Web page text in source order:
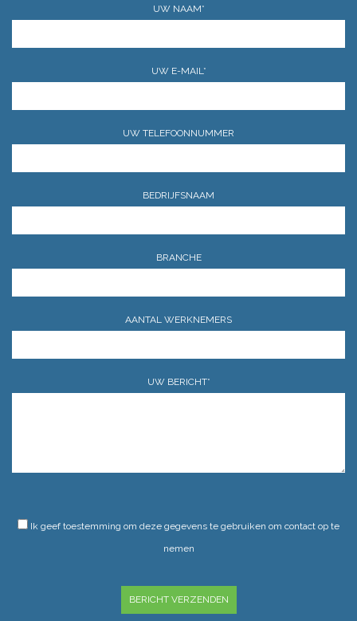
UW NAAM*
UW E-MAIL*
UW TELEFOONNUMMER
BEDRIJFSNAAM
BRANCHE
AANTAL WERKNEMERS
UW BERICHT*
Ik geef toestemming om deze gegevens te gebruiken om contact op te
nemen